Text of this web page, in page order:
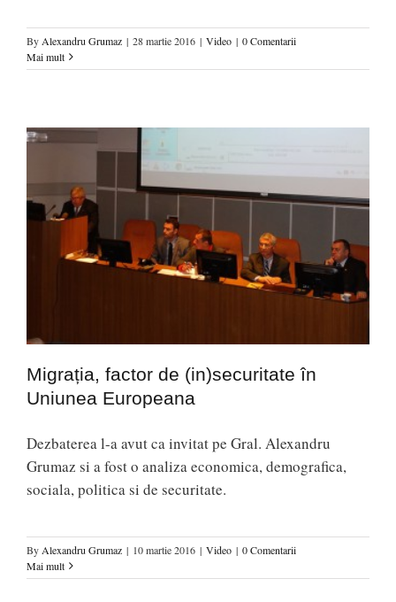
By Alexandru Grumaz | 28 martie 2016 | Video | 0 Comentarii
Mai mult
Migrația, factor de (in)securitate în
Uniunea Europeana
Dezbaterea l-a avut ca invitat pe Gral. Alexandru
Grumaz si a fost o analiza economica, demografica,
sociala, politica si de securitate.
By Alexandru Grumaz | 10 martie 2016 | Video | 0 Comentarii
Mai mult